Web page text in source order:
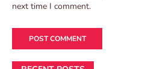
next time I comment.